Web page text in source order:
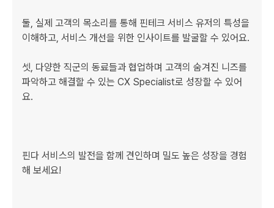
둘, ​실제 고객의 ​목소리를 ​통해 핀테크 ​서비스 ​유저의 ​특성을
이해하고, 서비스 ​개선을 ​위한 인사이트를 발굴할 ​수 ​있어요.
셋, ​다양한 직군의 동료들과 ​협업하며 고객의 ​숨겨진 ​니즈를
파악하고 ​해결할 수 ​있는 ​CX Specialist로 성장할 ​수 있어
요.
핀다 ​서비스의 발전을 함께 견인하며 밀도 높은 성장을 경험
해 보세요!